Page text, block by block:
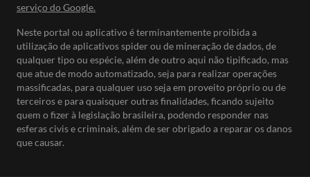
serviço do Google.
Neste portal ou aplicativo é terminantemente proibida a
utilização de aplicativos spider ou de mineração de dados, de
qualquer tipo ou espécie, além de outro aqui não tipificado, mas
que atue de modo automatizado, seja para realizar operações
massificadas, para qualquer uso seja em proveito próprio ou de
terceiros e para quaisquer outras finalidades, ficando sujeito
quem o fizer à legislação brasileira, podendo responder nas
esferas civis e criminais, além de ser obrigado a reparar os danos
que causar.